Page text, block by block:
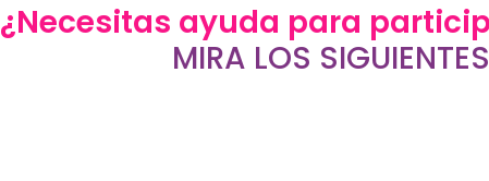
¿Necesitas ayuda para
MIRA LOS